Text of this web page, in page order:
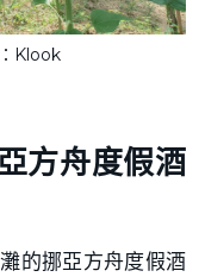
Klook
方舟度假酒
的挪亞方舟度假酒